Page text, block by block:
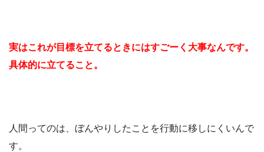
実はこれが目標を立てるときにはすごーく大事なんです。
具体的に立てること。
人間ってのは、ぼんやりしたことを行動に移しにくいんで
す。